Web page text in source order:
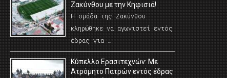
Ζακύνθου με την Κηφισιά!
Η ομάδα της Ζακύνθου
κληρώθηκε να αγωνιστεί εντός
έδρας για …
Κύπελλο Ερασιτεχνών: Με
Ατρόμητο Πατρών εντός έδρας